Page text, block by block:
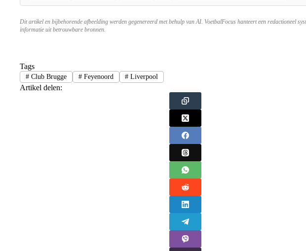
Dit artikel en bijbehorende afbeelding werden gegenereerd met behulp van AI. VoetbalFocus hanteert een redactioneel
informatie uit betrouwbare bronnen.
Tags
#Club Brugge #Feyenoord # Liverpool
Artikel delen: